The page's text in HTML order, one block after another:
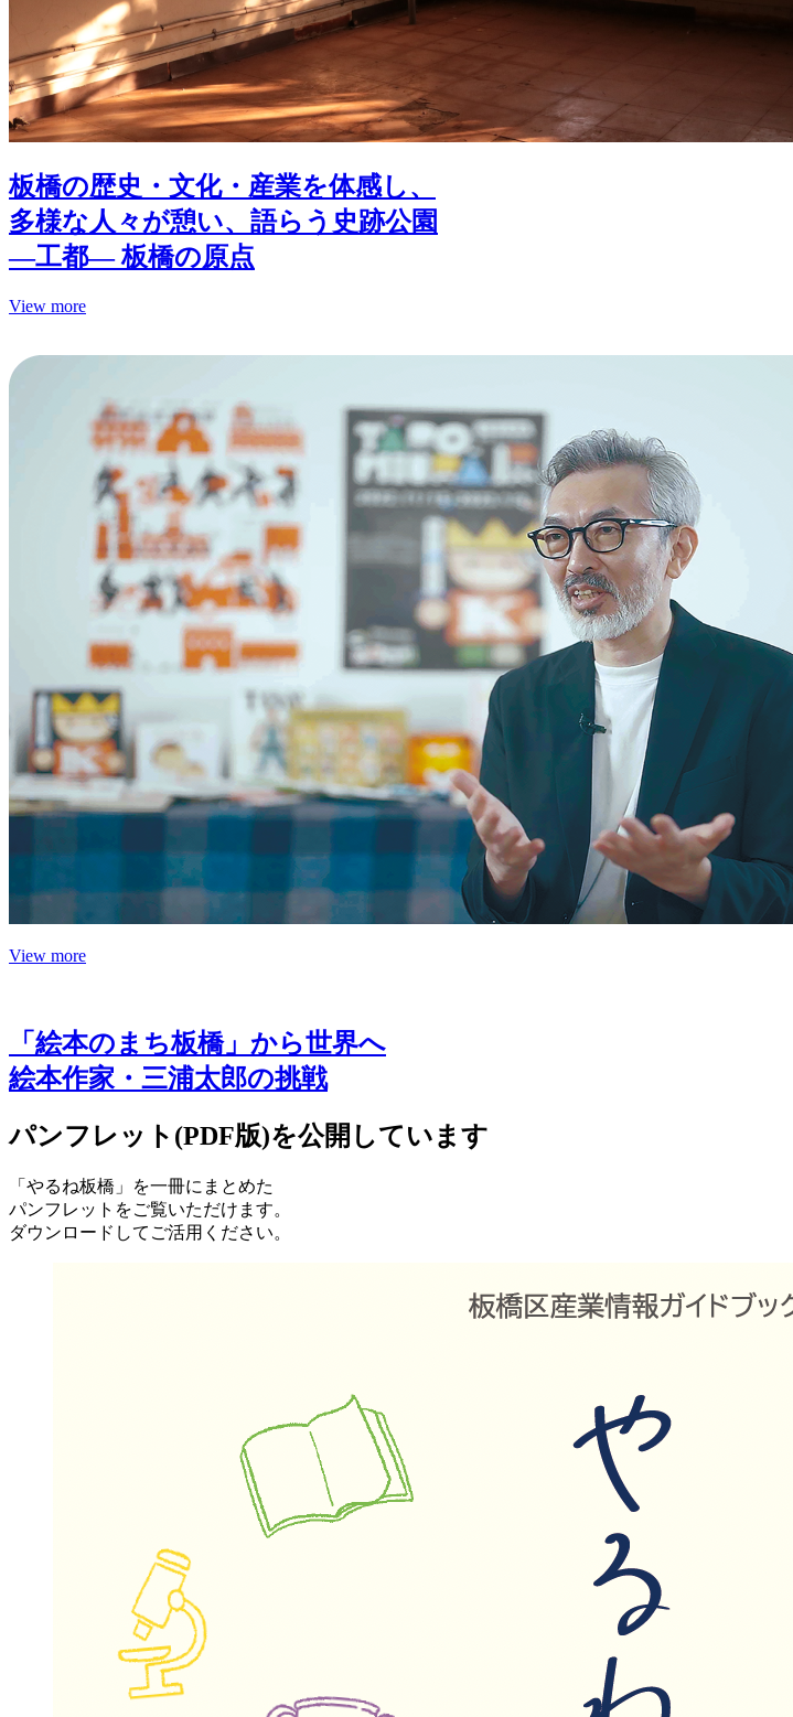
板橋の歴史・文化・産業を体感し、
多様な人々が憩い、語らう史跡公園
—工都— 板橋の原点
View more
View more
「絵本のまち板橋」から世界へ
絵本作家・三浦太郎の挑戦
パンフレット(PDF版)を公開しています
「やるね板橋」を一冊にまとめた
パンフレットをご覧いただけます。
ダウンロードしてご活用ください。